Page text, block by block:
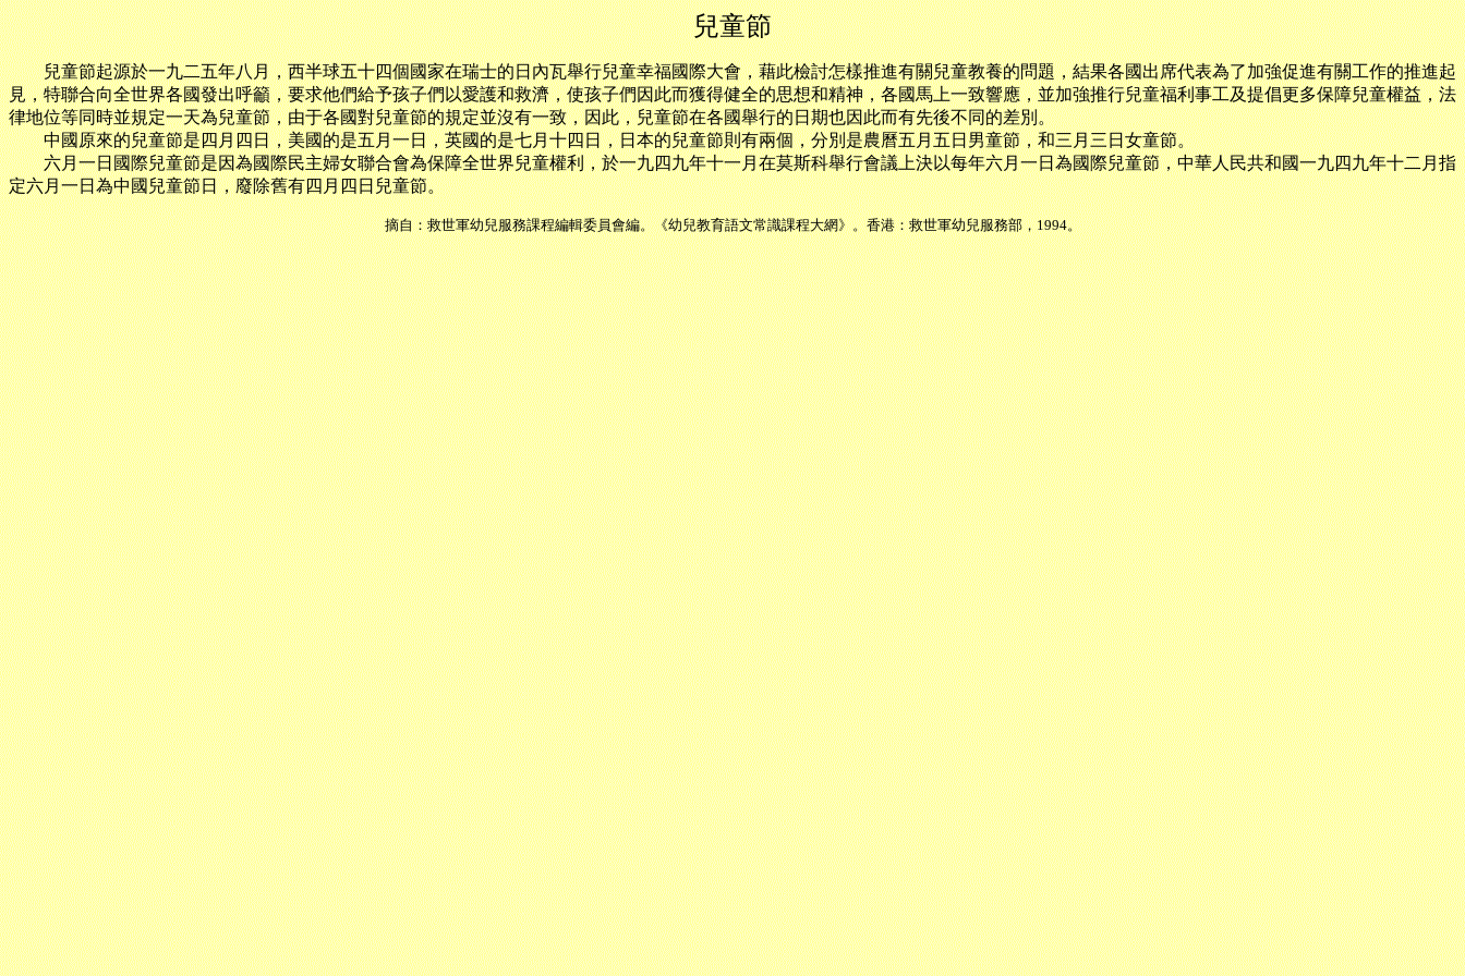
兒童節
兒童節起源於一九二五年八月，西半球五十四個國家在瑞士的日內瓦舉行兒童幸福國際大會，藉此檢討怎樣推進有關兒童教養的問題，結果各國出席代表為了加強促進有關工作的推進起
見，特聯合向全世界各國發出呼籲，要求他們給予孩子們以愛護和救濟，使孩子們因此而獲得健全的思想和精神，各國馬上一致響應，並加強推行兒童福利事工及提倡更多保障兒童權益，法
律地位等同時並規定一天為兒童節，由于各國對兒童節的規定並沒有一致，因此，兒童節在各國舉行的日期也因此而有先後不同的差別。
中國原來的兒童節是四月四日，美國的是五月一日，英國的是七月十四日，日本的兒童節則有兩個，分別是農曆五月五日男童節，和三月三日女童節。
六月一日國際兒童節是因為國際民主婦女聯合會為保障全世界兒童權利，於一九四九年十一月在莫斯科舉行會議上決以每年六月一日為國際兒童節，中華人民共和國一九四九年十二月指
定六月一日為中國兒童節日，廢除舊有四月四日兒童節。
摘自：救世軍幼兒服務課程編輯委員會編。《幼兒教育語文常識課程大網》。香港：救世軍幼兒服務部，1994。